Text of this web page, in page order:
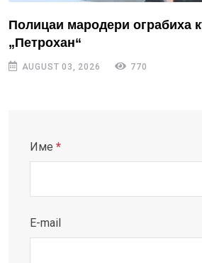
Полицаи мародери ограбиха
„Петрохан“
AUGUST 03, 2026 770
Име *
E-mail